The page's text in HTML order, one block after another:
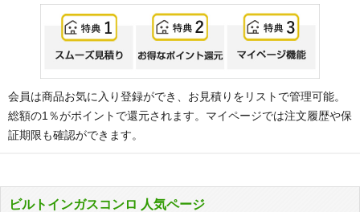
会員は商品お気に入り登録ができ、お見積りをリストで管理可能。
総額の1％がポイントで還元されます。マイページでは注文履歴や保
証期限も確認ができます。
ビルトインガスコンロ 人気ページ